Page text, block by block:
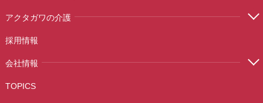
アクタガワの介護
採用情報
会社情報
TOPICS